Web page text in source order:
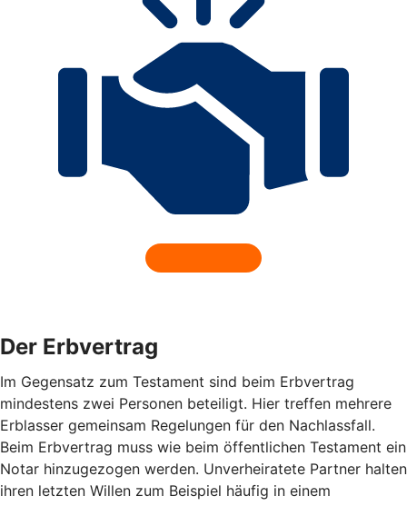
Der Erbvertrag
Im Gegensatz zum Testament sind beim Erbvertrag
mindestens zwei Personen beteiligt. Hier treffen mehrere
Erblasser gemeinsam Regelungen für den Nachlassfall.
Beim Erbvertrag muss wie beim öffentlichen Testament ein
Notar hinzugezogen werden. Unverheiratete Partner halten
ihren letzten Willen zum Beispiel häufig in einem